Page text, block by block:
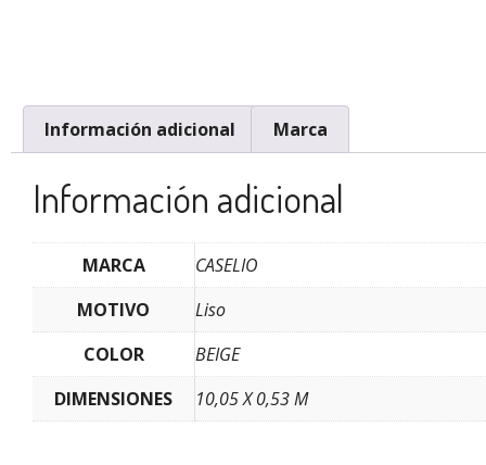
Información adicional Marca
Información adicional
MARCA
CASELIO
MOTIVO
Liso
COLOR
BEIGE
DIMENSIONES
10,05 X 0,53 M